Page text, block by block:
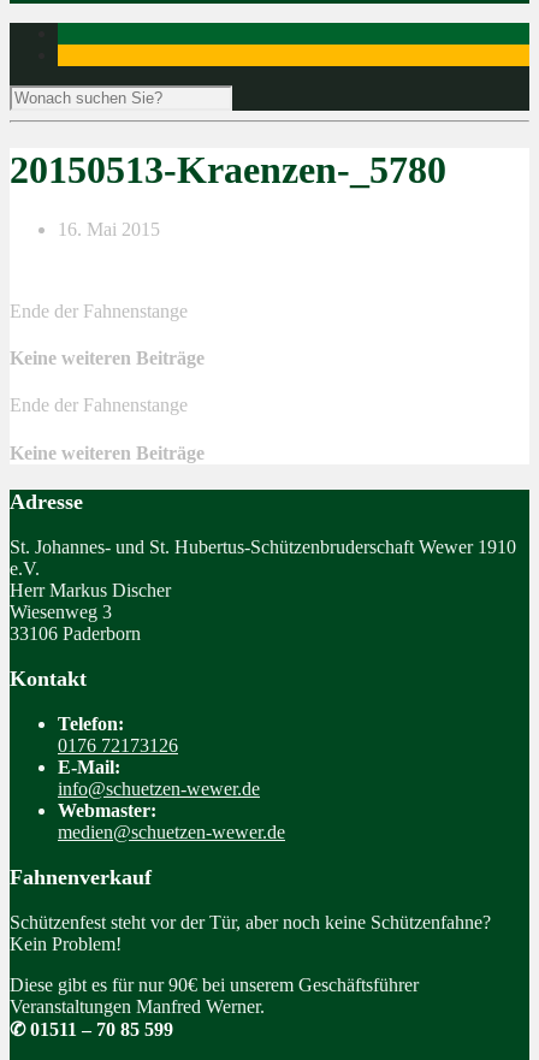
20150513-Kraenzen-_5780
16. Mai 2015
Ende der Fahnenstange
Keine weiteren Beiträge
Ende der Fahnenstange
Keine weiteren Beiträge
Adresse
St. Johannes- und St. Hubertus-Schützenbruderschaft Wewer 1910
e.V.
Herr Markus Discher
Wiesenweg 3
33106 Paderborn
Kontakt
Telefon:
0176 72173126
E-Mail:
info@schuetzen-wewer.de
Webmaster:
medien@schuetzen-wewer.de
Fahnenverkauf
Schützenfest steht vor der Tür, aber noch keine Schützenfahne?
Kein Problem!
Diese gibt es für nur 90€ bei unserem Geschäftsführer
Veranstaltungen Manfred Werner.
✆ 01511 – 70 85 599